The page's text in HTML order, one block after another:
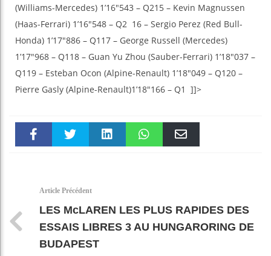
(Williams-Mercedes) 1’16″543 – Q215 – Kevin Magnussen
(Haas-Ferrari) 1’16″548 – Q2 16 – Sergio Perez (Red Bull-
Honda) 1’17″886 – Q117 – George Russell (Mercedes)
1’17″968 – Q118 – Guan Yu Zhou (Sauber-Ferrari) 1’18″037 –
Q119 – Esteban Ocon (Alpine-Renault) 1’18″049 – Q120 –
Pierre Gasly (Alpine-Renault)1’18″166 – Q1 ]]>
Article Précédent
LES McLAREN LES PLUS RAPIDES DES
ESSAIS LIBRES 3 AU HUNGARORING DE
BUDAPEST